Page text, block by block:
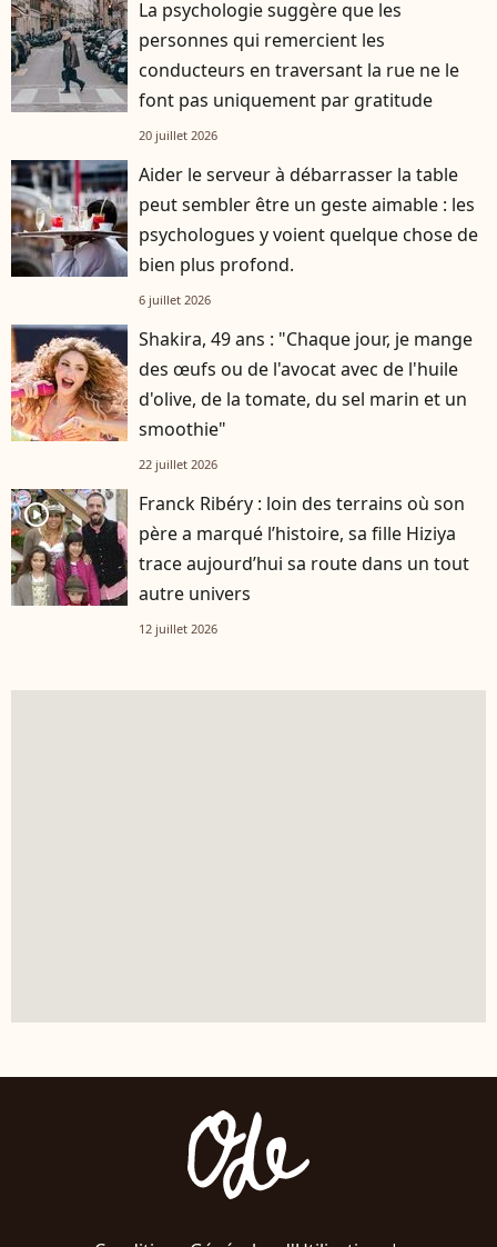
La psychologie suggère que les
personnes qui remercient les
conducteurs en traversant la rue ne le
font pas uniquement par gratitude
20 juillet 2026
Aider le serveur à débarrasser la table
peut sembler être un geste aimable : les
psychologues y voient quelque chose de
bien plus profond.
6 juillet 2026
Shakira, 49 ans : "Chaque jour, je mange
des œufs ou de l'avocat avec de l'huile
d'olive, de la tomate, du sel marin et un
smoothie"
22 juillet 2026
player2
Franck Ribéry : loin des terrains où son
père a marqué l’histoire, sa fille Hiziya
trace aujourd’hui sa route dans un tout
autre univers
12 juillet 2026